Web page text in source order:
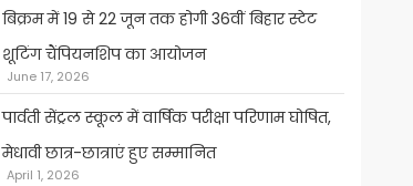
बिक्रम में 19 से 22 जून तक होगी 36वीं बिहार स्टेट
शूटिंग चैंपियनशिप का आयोजन
June 17, 2026
पार्वती सेंट्रल स्कूल में वार्षिक परीक्षा परिणाम घोषित,
मेधावी छात्र-छात्राएं हुए सम्मानित
April 1, 2026